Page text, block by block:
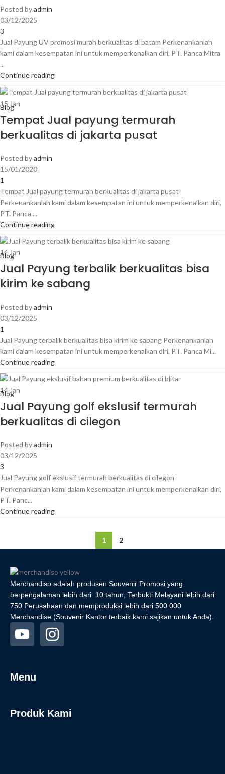
Posted byadmin
03/12/2025
3
Jual Payung UV promosi murah berkualitas di batam Perkenankanlah
kami dalam kesempatan ini untuk memperkenalkan diri, PT. Panca Mitra
...
Continue reading
15 Jan
Blog
Tempat Jual payung termurah
berkualitas di jakarta pusat
Posted byadmin
15/01/2020
1
Tempat Jual payung termurah berkualitas di jakarta pusat
Perkenankanlah kami dalam kesempatan ini untuk memperkenalkan diri,
PT. Panca ...
Continue reading
14 Jan
Blog
Jual Payung terbalik berkualitas bisa
kirim ke sabang
Posted byadmin
03/12/2025
1
Jual Payung terbalik berkualitas bisa kirim ke sabang Perkenankanlah
kami dalam kesempatan ini untuk memperkenalkan diri, PT. Panca Mi...
Continue reading
14 Jan
Blog
Jual Payung golf ekslusif termurah
berkualitas di cilegon
Posted byadmin
03/12/2025
3
Jual Payung golf ekslusif termurah berkualitas di cilegon
Perkenankanlah kami dalam kesempatan ini untuk memperkenalkan diri,
PT. Panc...
Continue reading
1 2
Merchandiso adalah produsen Souvenir Promosi yang
berpengalaman lebih dari 10 tahun, Terbukti Melayani lebih dari
750 Perusahaan dan memproduksi lebih dari 500.000
Merchandise (Souvenir Kantor terbaik kami sajikan untuk Anda).
Menu
Produk Kami